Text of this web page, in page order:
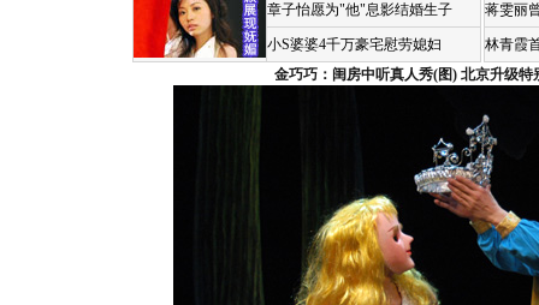
章子怡愿为"他"息影结婚生子
小S婆婆4千万豪宅慰劳媳妇
蒋雯丽
林青霞
金巧巧：闺房中听真人秀(图) 北京升级特